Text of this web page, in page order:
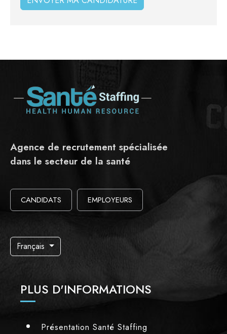
Agence de recrutement spécialisée
dans le secteur de la santé
CANDIDATS EMPLOYEURS
Français
PLUS D'INFORMATIONS
Présentation Santé Staffing